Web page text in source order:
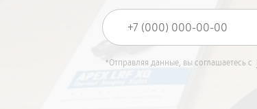
*Отправляя данные, вы соглашаетесь с